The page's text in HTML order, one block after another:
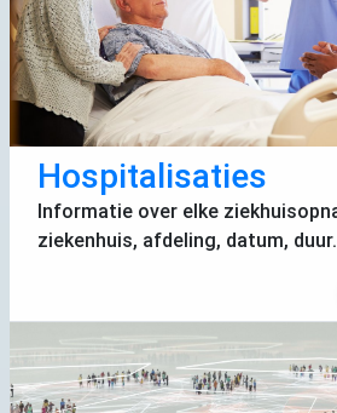
Hospitalisaties
Informatie over elke
ziekenhuis, afdeling, datum,